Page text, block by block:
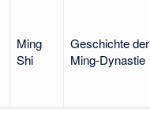
Ming
Shi
Geschichte der
Ming-Dynastie